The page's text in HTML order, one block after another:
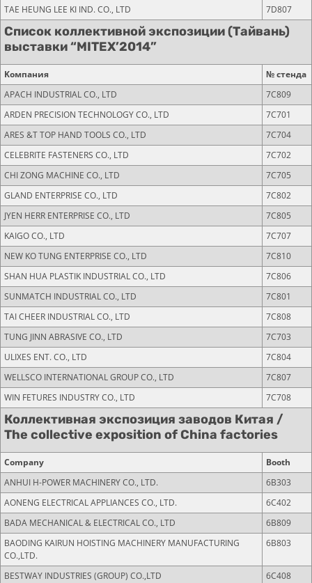
TAE HEUNG LEE KI IND. CO., LTD 7D807
Список коллективной экспозиции (Тайвань)
выставки “MITEX’2014”
Kомпания
№ стенда
APACH INDUSTRIAL CO., LTD
7C809
ARDEN PRECISION TECHNOLOGY CO., LTD
7С701
ARES &T TOP HAND TOOLS CO., LTD
7С704
CELEBRITE FASTENERS CO., LTD
7С702
CHI ZONG MACHINE CO., LTD
7C705
GLAND ENTERPRISE CO., LTD
7С802
JYEN HERR ENTERPRISE CO., LTD
7С805
KAIGO CO., LTD
7C707
NEW KO TUNG ENTERPRISE CO., LTD
7С810
SHAN HUA PLASTIK INDUSTRIAL CO., LTD
7С806
SUNMATCH INDUSTRIAL CO., LTD
7С801
TAI CHEER INDUSTRIAL CO., LTD
7С808
TUNG JINN ABRASIVE CO., LTD
7C703
ULIXES ENT. CO., LTD
7С804
WELLSCO INTERNATIONAL GROUP CO., LTD
7С807
WIN FETURES INDUSTRY CO., LTD
7C708
Коллективная экспозиция заводов Китая /
The collective exposition of China factories
Company
Booth
ANHUI H-POWER MACHINERY CO., LTD.
6B303
AONENG ELECTRICAL APPLIANCES CO., LTD.
6C402
BADA MECHANICAL & ELECTRICAL CO., LTD
6B809
BAODING KAIRUN HOISTING MACHINERY MANUFACTURING
CO.,LTD.
6B803
BESTWAY INDUSTRIES (GROUP) CO.,LTD
6C408